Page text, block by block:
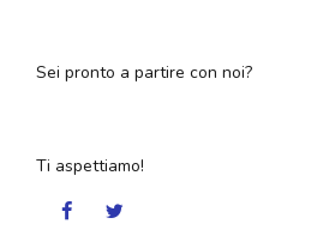
Sei pronto a partire con noi?
Ti aspettiamo!